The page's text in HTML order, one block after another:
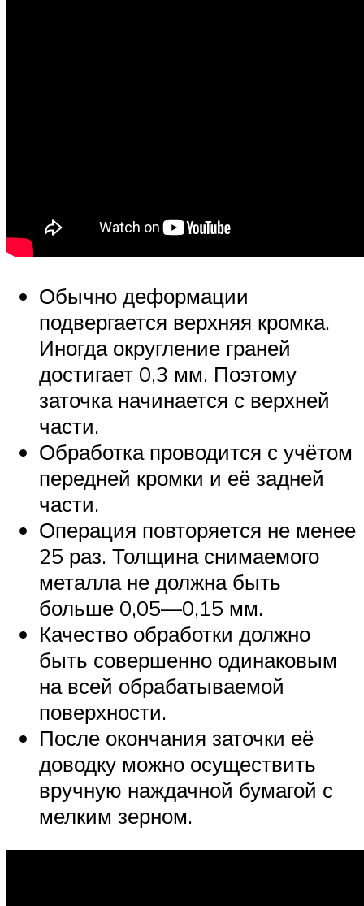
Обычно деформации
подвергается верхняя кромка.
Иногда округление граней
достигает 0,3 мм. Поэтому
заточка начинается с верхней
части.
Обработка проводится с учётом
передней кромки и её задней
части.
Операция повторяется не менее
25 раз. Толщина снимаемого
металла не должна быть
больше 0,05—0,15 мм.
Качество обработки должно
быть совершенно одинаковым
на всей обрабатываемой
поверхности.
После окончания заточки её
доводку можно осуществить
вручную наждачной бумагой с
мелким зерном.